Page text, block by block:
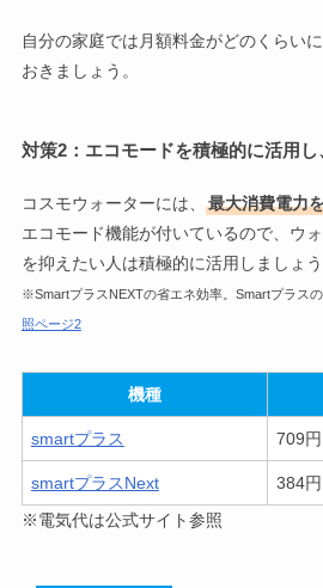
自分の家庭では月額料金がどのくらい
おきましょう。
対策2：エコモードを積極的に活用
コスモウォーターには、 最大消費電力
エコモード機能が付いているので、ウ
を抑えたい人は積極的に活用しましょう
※SmartプラスNEXTの省エネ効率。Smartプラスの
照ページ2
機種
smartプラス 709円
smartプラスNext
384円
※電気代は公式サイト参照